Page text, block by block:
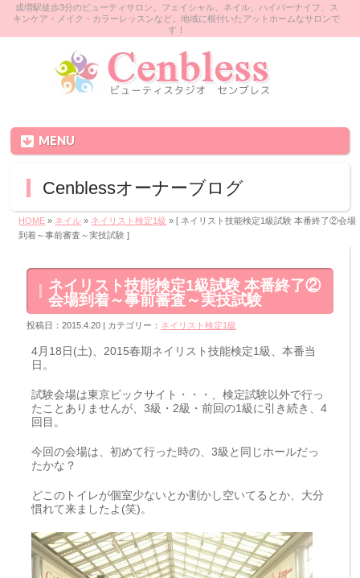
成増駅徒歩3分のビューティサロン。フェイシャル、ネイル、ハイパーナイフ、ス
キンケア・メイク・カラーレッスンなど。地域に根付いたアットホームなサロンで
す！
MENU
Cenblessオーナーブログ
HOME » ネイル » ネイリスト検定1級 » [ ネイリスト技能検定1級試験 本番終了②会場
到着～事前審査～実技試験 ]
ネイリスト技能検定1級試験 本番終了②
会場到着～事前審査～実技試験
投稿日：2015.4.20 | カテゴリー： ネイリスト検定1級
4月18日(土)、2015春期ネイリスト技能検定1級、本番当
日。
試験会場は東京ビックサイト・・・、検定試験以外で行っ
たことありませんが、3級・2級・前回の1級に引き続き、4
回目。
今回の会場は、初めて行った時の、3級と同じホールだっ
たかな？
どこのトイレが個室少ないとか割かし空いてるとか、大分
慣れて来ましたよ(笑)。